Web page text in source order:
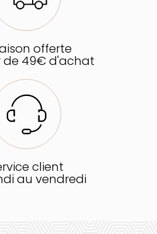
offerte
de 49€ d'achat
client
au vendredi